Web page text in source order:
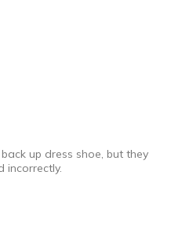
up dress shoe, but they
incorrectly.